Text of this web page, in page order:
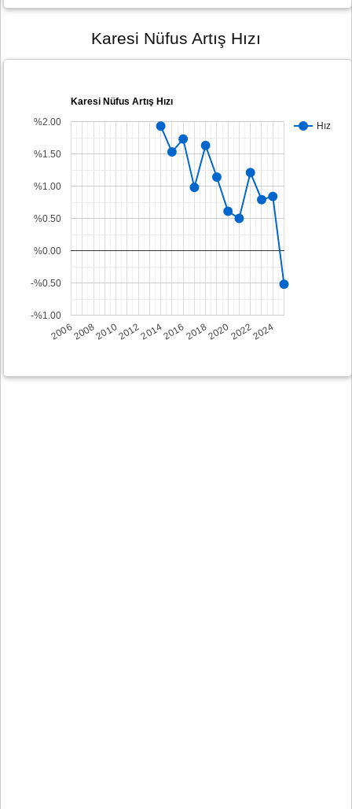
Karesi Nüfus Artış Hızı
Karesi Nüfus Artış Hızı
Hız
2006200820102012201420162018202020222024
-%1.00
-%0.50
%0.00
%0.50
%1.00
%1.50
%2.00